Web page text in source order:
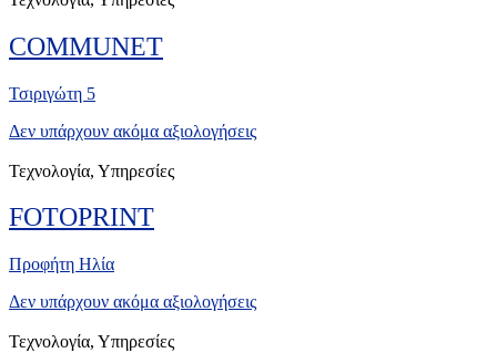
COMMUNET
Τσιριγώτη 5
Δεν υπάρχουν ακόμα αξιολογήσεις
Τεχνολογία, Υπηρεσίες
FOTOPRINT
Προφήτη Ηλία
Δεν υπάρχουν ακόμα αξιολογήσεις
Τεχνολογία, Υπηρεσίες